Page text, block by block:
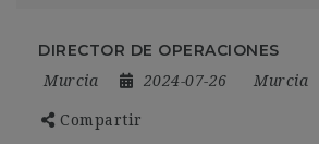
DIRECTOR DE OPERACIONES
Murcia 2024-07-26 Murcia
Compartir